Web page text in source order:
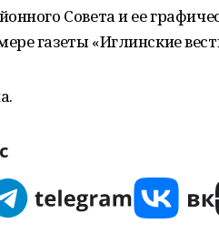
Совета и ее
газеты «Иглинские